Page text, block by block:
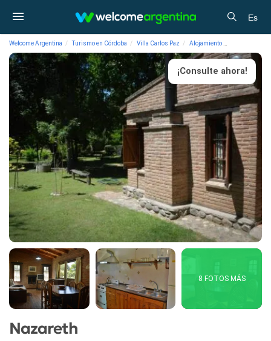
Es
Welcome Argentina Turismo en Córdoba Villa Carlos Paz Alojamiento
¡Consulte ahora!
8 FOTOS MÁS
Nazareth